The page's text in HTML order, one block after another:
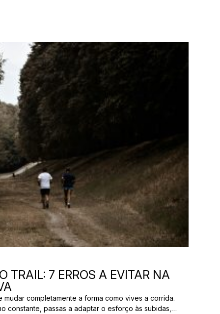
ter nada a ver com aquilo que outro […]
TRAIL: 7 ERROS A EVITAR NA
completamente a forma como vives a corrida.
constante, passas a adaptar o esforço às subidas,